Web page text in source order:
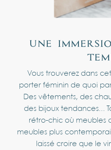
une
Vous trouverez dans
porter féminin de quoi
Des vêtements, des
des bijoux tendances…
rétro-chic où meubles
meubles plus
laissé croire que le